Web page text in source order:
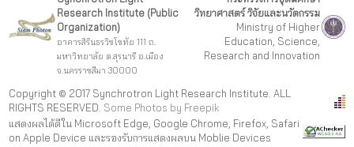
Research Institute (Public
Organization)
อาคารสิรินธรวิชโชทัย 111 ถ.
มหาวิทยาลัย ต.สุรนารี อ.เมือง
จ.นครราชสีมา 30000
วิทยาศาสตร์ วิจัยและนวัตกรรม
Ministry of Higher
Education, Science,
Research and Innovation
Copyright © 2017 Synchrotron Light Research Institute. ALL
RIGHTS RESERVED. Some Photos by Freepik
แสดงผลได้ดีใน Microsoft Edge, Google Chrome, Firefox, Safari
on Apple Device และรองรับการแสดงผลบน Moblie Devices